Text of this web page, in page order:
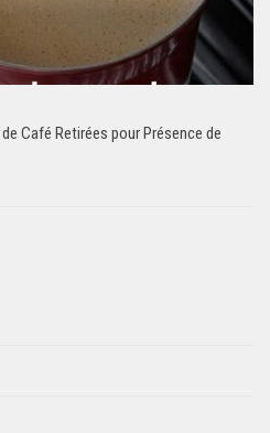
Café Retirées pour Présence de